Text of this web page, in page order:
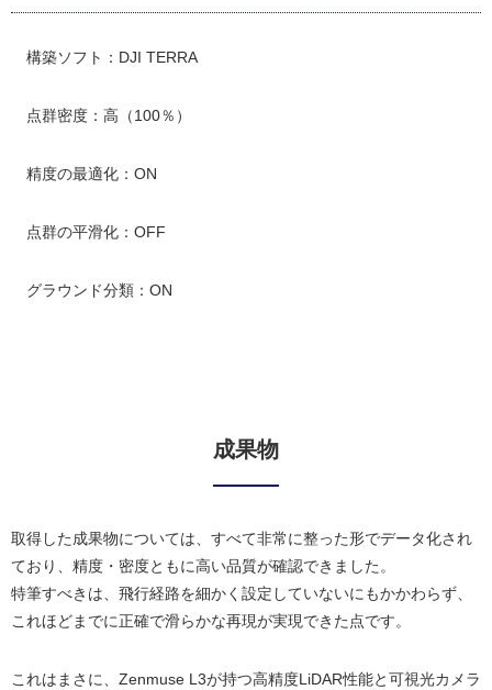
構築ソフト：DJI TERRA
点群密度：高（100％）
精度の最適化：ON
点群の平滑化：OFF
グラウンド分類：ON
成果物
取得した成果物については、すべて非常に整った形でデータ化され
ており、精度・密度ともに高い品質が確認できました。
特筆すべきは、飛行経路を細かく設定していないにもかかわらず、
これほどまでに正確で滑らかな再現が実現できた点です。
これはまさに、Zenmuse L3が持つ高精度LiDAR性能と可視光カメラ